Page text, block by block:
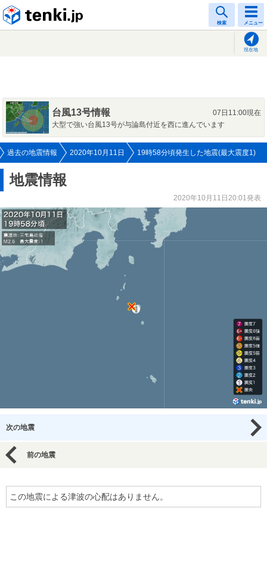
検索 メニュー
現在地
台風13号情報
07日11:00現在
大型で強い台風13号が与論島付近を西に進んでいます
過去の地震情報 2020年10月11日 19時58分頃発生した地震(最大震度1)
地震情報
2020年10月11日20:01発表
次の地震
前の地震
この地震による津波の心配はありません。